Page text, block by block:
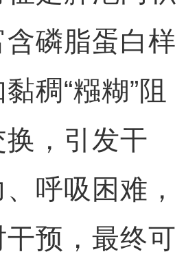
磷脂蛋白样
稠“糨糊”阻
，引发干
呼吸困难，
预，最终可